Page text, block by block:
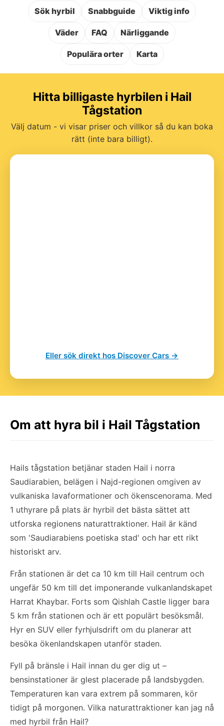
Sök hyrbil Snabbguide Viktig info
Väder FAQ Närliggande
Populära orter Karta
Hitta billigaste hyrbilen i Hail
Tågstation
Välj datum - vi visar priser och villkor så du kan boka
rätt (inte bara billigt).
Eller sök direkt hos Discover Cars →
Om att hyra bil i Hail Tågstation
Hails tågstation betjänar staden Hail i norra
Saudiarabien, belägen i Najd-regionen omgiven av
vulkaniska lavaformationer och ökenscenorama. Med
1 uthyrare på plats är hyrbil det bästa sättet att
utforska regionens naturattraktioner. Hail är känd
som 'Saudiarabiens poetiska stad' och har ett rikt
historiskt arv.
Från stationen är det ca 10 km till Hail centrum och
ungefär 50 km till det imponerande vulkanlandskapet
Harrat Khaybar. Forts som Qishlah Castle ligger bara
5 km från stationen och är ett populärt besöksmål.
Hyr en SUV eller fyrhjulsdrift om du planerar att
besöka ökenlandskapen utanför staden.
Fyll på bränsle i Hail innan du ger dig ut –
bensinstationer är glest placerade på landsbygden.
Temperaturen kan vara extrem på sommaren, kör
tidigt på morgonen. Vilka naturattraktioner kan jag nå
med hyrbil från Hail?